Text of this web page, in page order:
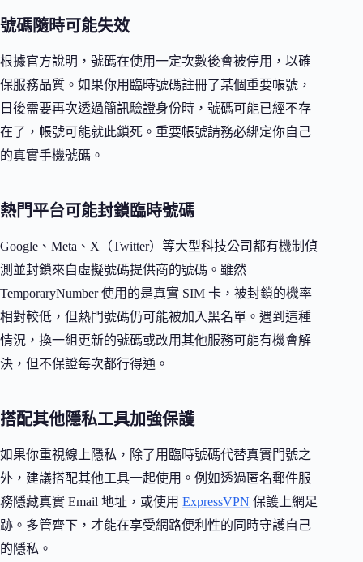
號碼隨時可能失效
根據官方說明，號碼在使用一定次數後會被停用，以確
保服務品質。如果你用臨時號碼註冊了某個重要帳號，
日後需要再次透過簡訊驗證身份時，號碼可能已經不存
在了，帳號可能就此鎖死。重要帳號請務必綁定你自己
的真實手機號碼。
熱門平台可能封鎖臨時號碼
Google、Meta、X（Twitter）等大型科技公司都有機制偵
測並封鎖來自虛擬號碼提供商的號碼。雖然
TemporaryNumber 使用的是真實 SIM 卡，被封鎖的機率
相對較低，但熱門號碼仍可能被加入黑名單。遇到這種
情況，換一組更新的號碼或改用其他服務可能有機會解
決，但不保證每次都行得通。
搭配其他隱私工具加強保護
如果你重視線上隱私，除了用臨時號碼代替真實門號之
外，建議搭配其他工具一起使用。例如透過匿名郵件服
務隱藏真實 Email 地址，或使用 ExpressVPN 保護上網足
跡。多管齊下，才能在享受網路便利性的同時守護自己
的隱私。